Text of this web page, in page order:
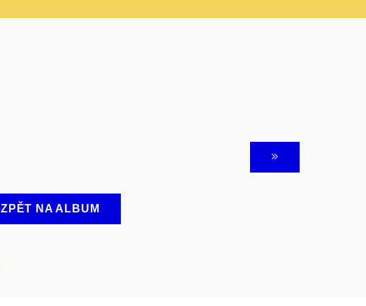
ZPĚT NA ALBUM